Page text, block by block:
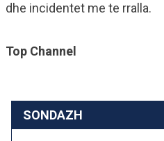
dhe incidentet me te rralla.
Top Channel
SONDAZH